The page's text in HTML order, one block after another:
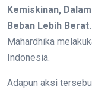
Kemiskinan,
Beban Lebih Berat.
Mahardhika
Indonesia.
Adapun aksi